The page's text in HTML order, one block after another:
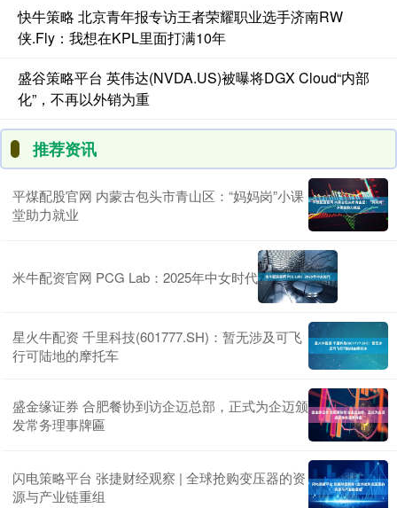
快牛策略 北京青年报专访王者荣耀职业选手济南RW
侠.Fly：我想在KPL里面打满10年
盛谷策略平台 英伟达(NVDA.US)被曝将DGX Cloud“内部
化”，不再以外销为重
推荐资讯
平煤配股官网 内蒙古包头市青山区：“妈妈岗”小课
堂助力就业
米牛配资官网 PCG Lab：2025年中女时代
星火牛配资 千里科技(601777.SH)：暂无涉及可飞
行可陆地的摩托车
盛金缘证券 合肥餐协到访企迈总部，正式为企迈颁
发常务理事牌匾
闪电策略平台 张捷财经观察 | 全球抢购变压器的资
源与产业链重组